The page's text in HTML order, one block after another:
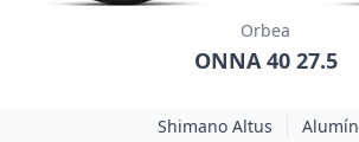
Orbea
ONNA 40 27.5
Shimano Altus